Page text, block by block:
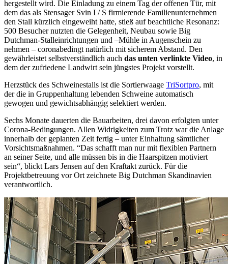
hergestellt wird. Die Einladung zu einem Tag der offenen Tür, mit
dem das als Stensager Svin I / S firmierende Familienunternehmen
den Stall kürzlich eingeweiht hatte, stieß auf beachtliche Resonanz:
500 Besucher nutzten die Gelegenheit, Neubau sowie Big
Dutchman-Stalleinrichtungen und –Mühle in Augenschein zu
nehmen – coronabedingt natürlich mit sicherem Abstand. Den
gewährleistet selbstverständlich auch das unten verlinkte Video, in
dem der zufriedene Landwirt sein jüngstes Projekt vorstellt.
Herzstück des Schweinestalls ist die Sortierwaage TriSortpro, mit
der die in Gruppenhaltung lebenden Schweine automatisch
gewogen und gewichtsabhängig selektiert werden.
Sechs Monate dauerten die Bauarbeiten, drei davon erfolgten unter
Corona-Bedingungen. Allen Widrigkeiten zum Trotz war die Anlage
innerhalb der geplanten Zeit fertig – unter Einhaltung sämtlicher
Vorsichtsmaßnahmen. “Das schafft man nur mit flexiblen Partnern
an seiner Seite, und alle müssen bis in die Haarspitzen motiviert
sein“, blickt Lars Jensen auf den Kraftakt zurück. Für die
Projektbetreuung vor Ort zeichnete Big Dutchman Skandinavien
verantwortlich.